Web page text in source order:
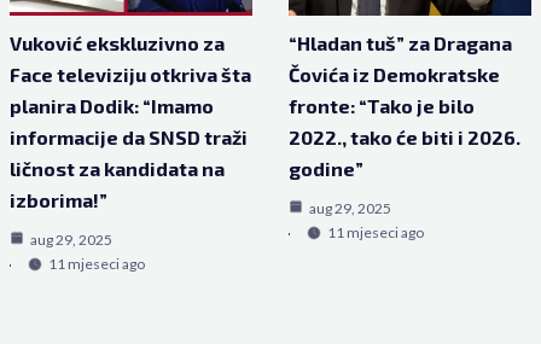
Vuković ekskluzivno za
Face televiziju otkriva šta
planira Dodik: “Imamo
informacije da SNSD traži
ličnost za kandidata na
izborima!”
aug 29, 2025
11 mjeseci ago
“Hladan tuš” za Dragana
Čovića iz Demokratske
fronte: “Tako je bilo
2022., tako će biti i 2026.
godine”
aug 29, 2025
11 mjeseci ago